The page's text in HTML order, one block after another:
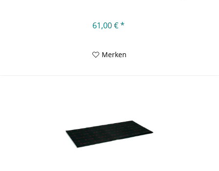
61,00 € *
Merken